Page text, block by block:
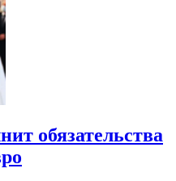
обязательства